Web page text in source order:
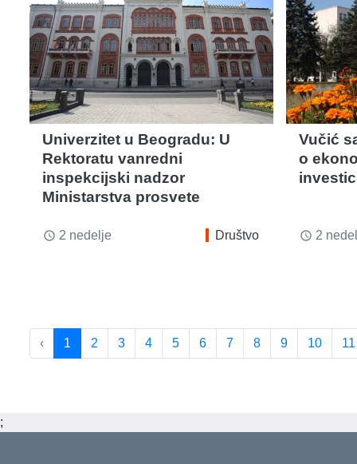
Univerzitet u Beogradu: U
Rektoratu vanredni
inspekcijski nadzor
Ministarstva prosvete
access_time 2 nedelje Društvo
Vučić
o
access_time 2
‹ 1 2 3 4 5 6 7 8 9 10 11
;